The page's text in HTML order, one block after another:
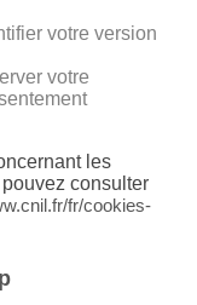
votre version
votre
les
consulter
fr/cookies-